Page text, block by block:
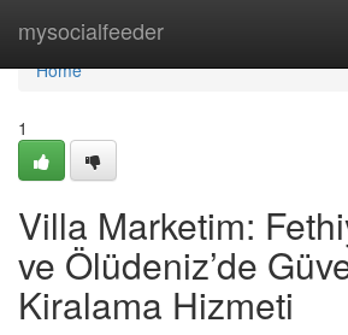
mysocialfeeder
Home
Home
1
Villa Marketim:
ve Ölüdeniz’de
Kiralama Hizmeti